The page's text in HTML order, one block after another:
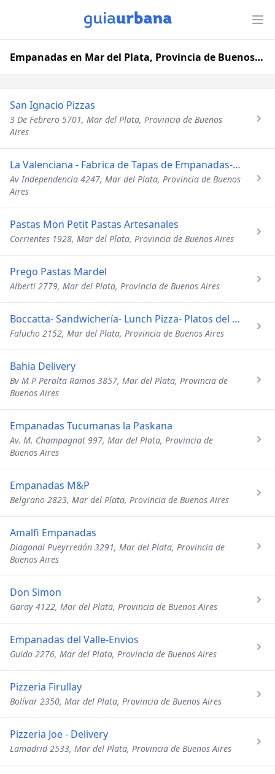
Empanadas en Mar del Plata, Provincia de Buenos Aires
San Ignacio Pizzas
3 De Febrero 5701, Mar del Plata, Provincia de Buenos
Aires
La Valenciana - Fabrica de Tapas de Empanadas-Pascualinas -
Av Independencia 4247, Mar del Plata, Provincia de Buenos
Aires
Pastas Mon Petit Pastas Artesanales
Corrientes 1928, Mar del Plata, Provincia de Buenos Aires
Prego Pastas Mardel
Alberti 2779, Mar del Plata, Provincia de Buenos Aires
Boccatta- Sandwichería- Lunch Pizza- Platos del Día
Falucho 2152, Mar del Plata, Provincia de Buenos Aires
Bahia Delivery
Bv M P Peralta Ramos 3857, Mar del Plata, Provincia de
Buenos Aires
Empanadas Tucumanas la Paskana
Av. M. Champagnat 997, Mar del Plata, Provincia de
Buenos Aires
Empanadas M&P
Belgrano 2823, Mar del Plata, Provincia de Buenos Aires
Amalfi Empanadas
Diagonal Pueyrredón 3291, Mar del Plata, Provincia de
Buenos Aires
Don Simon
Garay 4122, Mar del Plata, Provincia de Buenos Aires
Empanadas del Valle-Envios
Guido 2276, Mar del Plata, Provincia de Buenos Aires
Pizzeria Firullay
Bolívar 2350, Mar del Plata, Provincia de Buenos Aires
Pizzeria Joe - Delivery
Lamadrid 2533, Mar del Plata, Provincia de Buenos Aires